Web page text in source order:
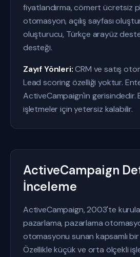
fiyatlandırma, cömert ücretsiz
otomasyon, açılış sayfası
oluşturucu, Türkçe arayüz
desteği.
Zayıf Yönleri:CRM ve satış
Lead scoring özelliği yoktur.
ActiveCampaign'in gerisindedir.
işletmeler için yetersiz kalabilir.
ActiveCampaign
İnceleme
ActiveCampaign, 2003'te
pazarlama, pazarlama
otomasyonu sunan kapsamlı
Özellikle küçük ve orta ölçekli